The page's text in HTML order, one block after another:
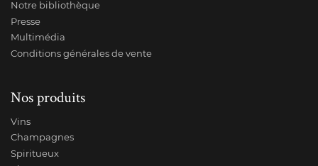
Notre bibliothèque
Presse
Multimédia
Conditions générales de vente
Nos produits
Vins
Champagnes
Spiritueux